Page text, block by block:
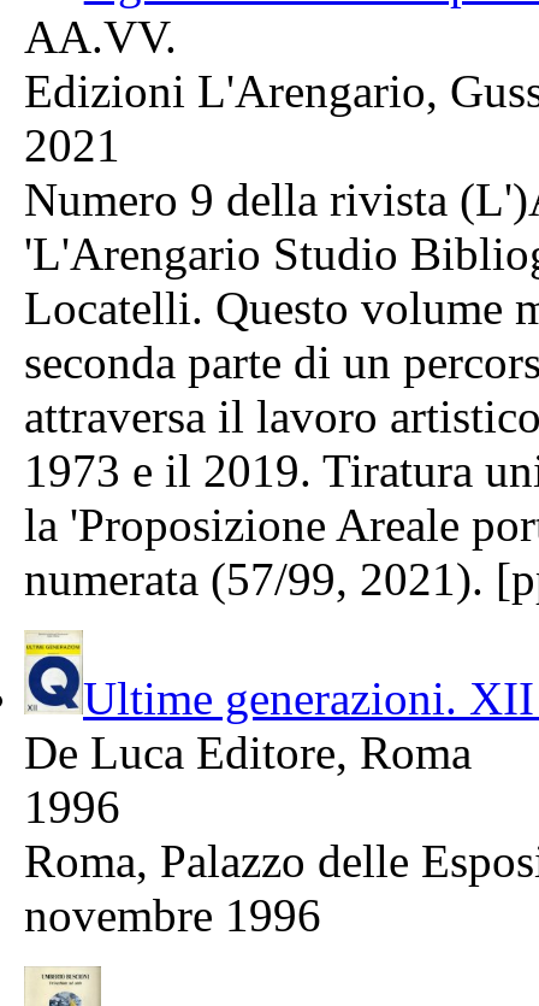
AA.VV.
Edizioni L'Arengario,
2021
Numero 9 della rivista
'L'Arengario Studio
Locatelli. Questo volume
seconda parte di un
attraversa il lavoro
1973 e il 2019. Tiratura
la 'Proposizione Areale
numerata (57/99, 2021).
Ultime generazioni.
De Luca Editore, Roma
1996
Roma, Palazzo delle
novembre 1996